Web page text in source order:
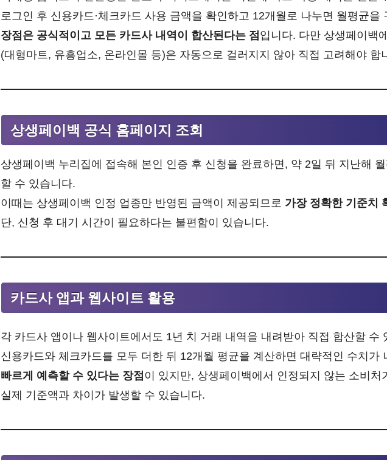
로그인 후 신용카드·체크카드 사용 금액을 확인하고 12개월로 나누면 월평균을
장점은 공식적이고 모든 카드사 내역이 합산된다는 점 입니다. 다만 상생페이백
(대형마트, 유흥업소, 온라인몰 등)은 자동으로 걸러지지 않아 직접 고려해야 합
상생페이백 공식 홈페이지 조회
상생페이백 누리집에 접속해 본인 인증 후 신청을 완료하면, 약 2일 뒤 지난해
할 수 있습니다.
이때는 상생페이백 인정 업종만 반영된 금액이 제공되므로 가장 정확한 기준치
단, 신청 후 대기 시간이 필요하다는 불편함이 있습니다.
카드사 앱과 웹사이트 활용
각 카드사 앱이나 웹사이트에서도 1년 치 거래 내역을 내려받아 직접 합산할 수
신용카드와 체크카드를 모두 더한 뒤 12개월 평균을 계산하면 대략적인 수치가
빠르게 예측할 수 있다는 장점 이 있지만, 상생페이백에서 인정되지 않는 소비처
실제 기준액과 차이가 발생할 수 있습니다.